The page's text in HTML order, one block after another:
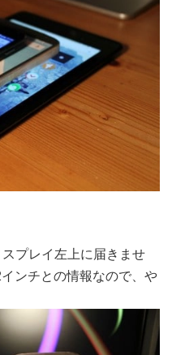
プレイ左上に届きませ
ンチとの情報なので、や